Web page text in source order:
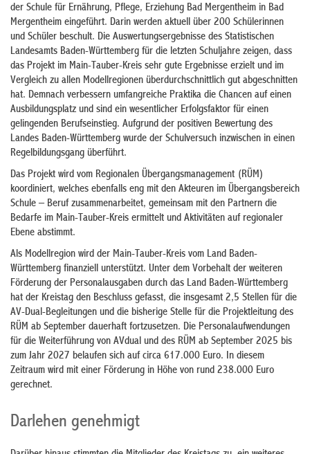
der Schule für Ernährung, Pflege, Erziehung Bad Mergentheim in Bad
Mergentheim eingeführt. Darin werden aktuell über 200 Schülerinnen
und Schüler beschult. Die Auswertungsergebnisse des Statistischen
Landesamts Baden-Württemberg für die letzten Schuljahre zeigen, dass
das Projekt im Main-Tauber-Kreis sehr gute Ergebnisse erzielt und im
Vergleich zu allen Modellregionen überdurchschnittlich gut abgeschnitten
hat. Demnach verbessern umfangreiche Praktika die Chancen auf einen
Ausbildungsplatz und sind ein wesentlicher Erfolgsfaktor für einen
gelingenden Berufseinstieg. Aufgrund der positiven Bewertung des
Landes Baden-Württemberg wurde der Schulversuch inzwischen in einen
Regelbildungsgang überführt.
Das Projekt wird vom Regionalen Übergangsmanagement (RÜM)
koordiniert, welches ebenfalls eng mit den Akteuren im Übergangsbereich
Schule – Beruf zusammenarbeitet, gemeinsam mit den Partnern die
Bedarfe im Main-Tauber-Kreis ermittelt und Aktivitäten auf regionaler
Ebene abstimmt.
Als Modellregion wird der Main-Tauber-Kreis vom Land Baden-
Württemberg finanziell unterstützt. Unter dem Vorbehalt der weiteren
Förderung der Personalausgaben durch das Land Baden-Württemberg
hat der Kreistag den Beschluss gefasst, die insgesamt 2,5 Stellen für die
AV-Dual-Begleitungen und die bisherige Stelle für die Projektleitung des
RÜM ab September dauerhaft fortzusetzen. Die Personalaufwendungen
für die Weiterführung von AVdual und des RÜM ab September 2025 bis
zum Jahr 2027 belaufen sich auf circa 617.000 Euro. In diesem
Zeitraum wird mit einer Förderung in Höhe von rund 238.000 Euro
gerechnet.
Darlehen genehmigt